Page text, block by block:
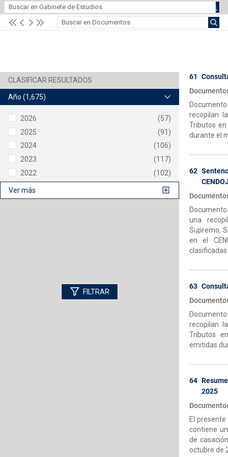
Año (1,675)
2026
(57)
2025
(91)
2024
(106)
2023
(117)
2022
(102)
Ver más
FILTRAR
61
recopilan
Tributos
durante el
62
una
Supremo,
en el
63
recopilan
Tributos
emitidas
64
2025
El
contiene
de
octubre de